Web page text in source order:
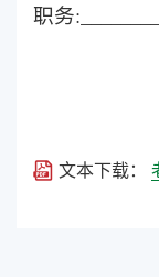
职务
文本下载：